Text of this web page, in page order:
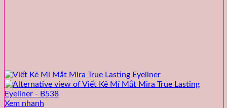
Xem nhanh